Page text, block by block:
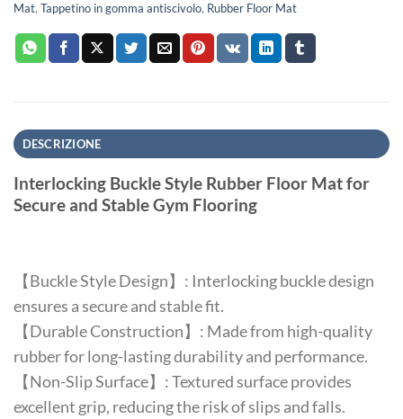
Mat, Tappetino in gomma antiscivolo, Rubber Floor Mat
DESCRIZIONE
Interlocking Buckle Style Rubber Floor Mat for
Secure and Stable Gym Flooring
【Buckle Style Design】: Interlocking buckle design
ensures a secure and stable fit.
【Durable Construction】: Made from high-quality
rubber for long-lasting durability and performance.
【Non-Slip Surface】: Textured surface provides
excellent grip, reducing the risk of slips and falls.